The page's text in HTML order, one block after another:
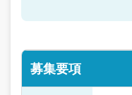
募集要項